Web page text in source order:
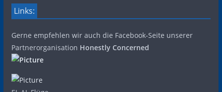
Links:
Gerne empfehlen wir auch die Facebook-Seite unserer
Partnerorganisation Honestly Concerned